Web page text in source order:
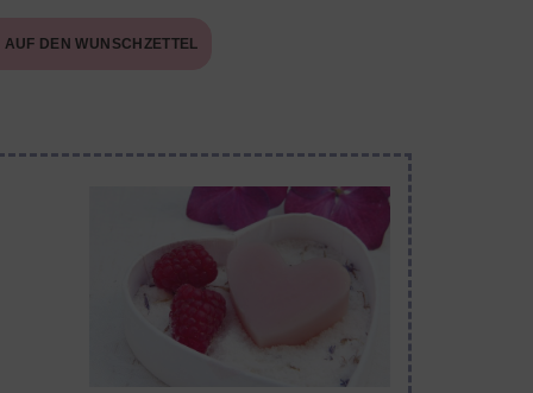
AUF DEN WUNSCHZETTEL